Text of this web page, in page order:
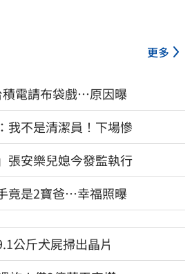
更多
電請布袋戲…原因曝
我不是清潔員！下場慘
張安樂兒媳今發監執行
竟是2寶爸…幸福照曝
公斤犬屍掃出晶片